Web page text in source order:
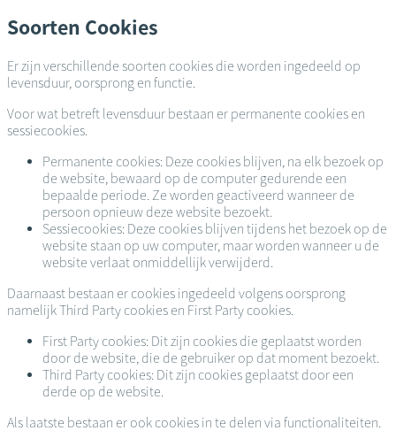
Soorten Cookies
Er zijn verschillende soorten cookies die worden ingedeeld op
levensduur, oorsprong en functie.
Voor wat betreft levensduur bestaan er permanente cookies en
sessiecookies.
Permanente cookies: Deze cookies blijven, na elk bezoek op
de website, bewaard op de computer gedurende een
bepaalde periode. Ze worden geactiveerd wanneer de
persoon opnieuw deze website bezoekt.
Sessiecookies: Deze cookies blijven tijdens het bezoek op de
website staan op uw computer, maar worden wanneer u de
website verlaat onmiddellijk verwijderd.
Daarnaast bestaan er cookies ingedeeld volgens oorsprong
namelijk Third Party cookies en First Party cookies.
First Party cookies: Dit zijn cookies die geplaatst worden
door de website, die de gebruiker op dat moment bezoekt.
Third Party cookies: Dit zijn cookies geplaatst door een
derde op de website.
Als laatste bestaan er ook cookies in te delen via functionaliteiten.